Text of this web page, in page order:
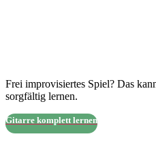
Frei improvisiertes Spiel? Das
sorgfältig lernen.
Gitarre komplett lernen